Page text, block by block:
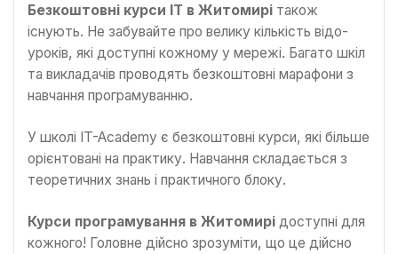
Безкоштовні курси IT в Житомирі також
існують. Не забувайте про велику кількість відо-
уроків, які доступні кожному у мережі. Багато шкіл
та викладачів проводять безкоштовні марафони з
навчання програмуванню.
У школі IT-Academy є безкоштовні курси, які більше
орієнтовані на практику. Навчання складається з
теоретичних знань і практичного блоку.
Курси програмування в Житомирі доступні для
кожного! Головне дійсно зрозуміти, що це дійсно